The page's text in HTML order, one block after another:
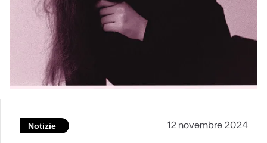
Notizie 12 novembre 2024